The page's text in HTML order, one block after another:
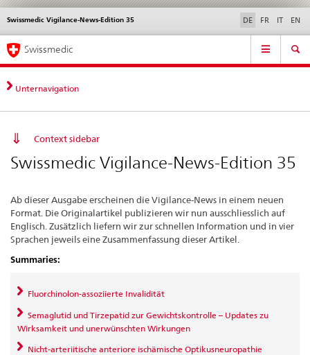
Direktnavigation
News,
Rechtsgrundlagen,
Kontakt
News & Updates Kontakt | Support & Hilfe
Swissmedic Vigilance-News-Edition 35
Sprachwahl DE FR IT EN
Service
Hauptnavigation
Swissmedic
Unternavigation
Context sidebar
Swissmedic Vigilance-News-Edition 35
Ab dieser Ausgabe erscheinen die Vigilance-News in einem neuen
Format. Die Originalartikel publizieren wir nun ausschliesslich auf
Englisch. Zusätzlich liefern wir zur schnellen Information und in vier
Sprachen jeweils eine Zusammenfassung dieser Artikel.
Summaries:
Fluorchinolon-assoziierte Invalidität
Semaglutid und Tirzepatid zur Gewichtskontrolle – Updates zu
Wirksamkeit und unerwünschten Wirkungen
Nicht-arteriitische anteriore ischämische Optikusneuropathie